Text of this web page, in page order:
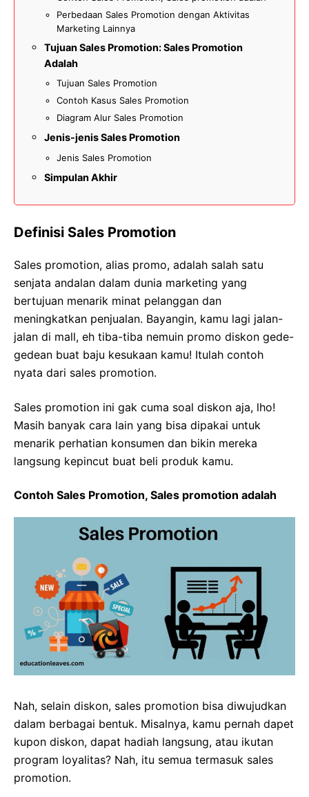
Perbedaan Sales Promotion dengan Aktivitas
Marketing Lainnya
Tujuan Sales Promotion: Sales Promotion
Adalah
Tujuan Sales Promotion
Contoh Kasus Sales Promotion
Diagram Alur Sales Promotion
Jenis-jenis Sales Promotion
Jenis Sales Promotion
Simpulan Akhir
Definisi Sales Promotion
Sales promotion, alias promo, adalah salah satu
senjata andalan dalam dunia marketing yang
bertujuan menarik minat pelanggan dan
meningkatkan penjualan. Bayangin, kamu lagi jalan-
jalan di mall, eh tiba-tiba nemuin promo diskon gede-
gedean buat baju kesukaan kamu! Itulah contoh
nyata dari sales promotion.
Sales promotion ini gak cuma soal diskon aja, lho!
Masih banyak cara lain yang bisa dipakai untuk
menarik perhatian konsumen dan bikin mereka
langsung kepincut buat beli produk kamu.
Contoh Sales Promotion, Sales promotion adalah
Nah, selain diskon, sales promotion bisa diwujudkan
dalam berbagai bentuk. Misalnya, kamu pernah dapet
kupon diskon, dapat hadiah langsung, atau ikutan
program loyalitas? Nah, itu semua termasuk sales
promotion.